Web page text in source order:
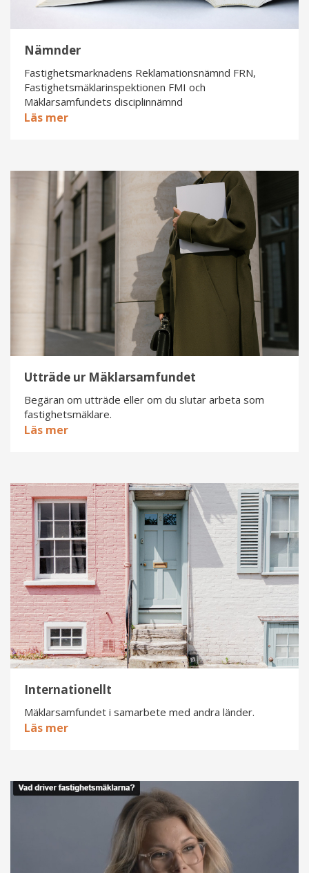
Nämnder
Fastighetsmarknadens Reklamationsnämnd FRN,
Fastighetsmäklarinspektionen FMI och
Mäklarsamfundets disciplinnämnd
Läs mer
Utträde
Mäklarsamfundet
Utträde ur Mäklarsamfundet
Begäran om utträde eller om du slutar arbeta som
fastighetsmäklare.
Läs mer
Internationellt
Internationellt
Mäklarsamfundet i samarbete med andra länder.
Läs mer
Forskning